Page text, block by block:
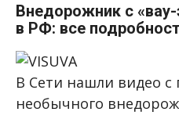
Внедорожник с
в РФ: все
В Сети нашли видео с
необычного